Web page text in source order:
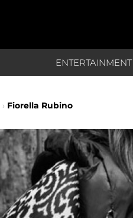
ENTERTAINMENT
› Fiorella Rubino